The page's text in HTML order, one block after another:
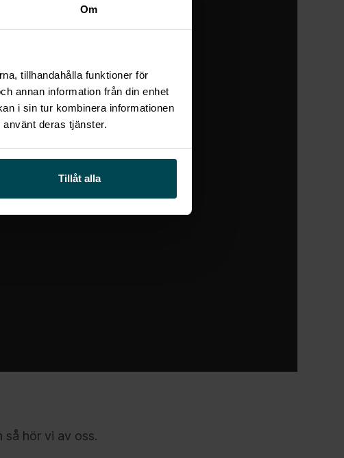
Om
tillhandahålla funktioner för
annan information från din enhet
i sin tur kombinera informationen
deras tjänster.
Tillåt alla
så hör vi av oss.